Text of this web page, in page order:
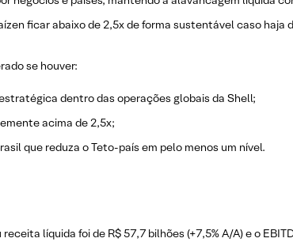
ficar abaixo de 2,5x de forma sustentável caso
se houver:
dentro das operações globais da Shell;
acima de 2,5x;
que reduza o Teto-país em pelo menos um nível.
líquida foi de R$ 57,7 bilhões (+7,5% A/A) e o